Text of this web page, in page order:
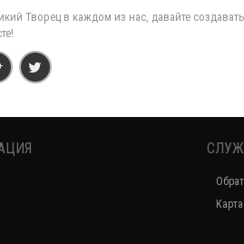
Творец в каждом из нас, давайте создавать